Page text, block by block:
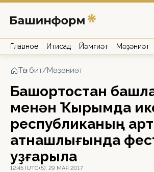
Главное Иҡтисад Йәмғиәт Мәҙәниәт
Төп бит/Мәҙәниәт
Башҡортостан
менән Ҡырымда
республиканың
ҡатнашлығында
уҙғарыла
12:45 (UTC+5), 29 МАЯ 2017